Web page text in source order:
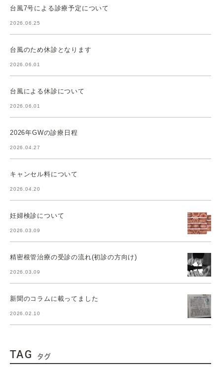
台風7号による診療予定について
2026.06.25
台風のため休診となります
2026.06.01
台風による休診について
2026.06.01
2026年GWの診療日程
2026.04.27
キャンセル料について
2026.04.20
妊婦検診について
2026.03.09
精密根管治療の受診の流れ(初診の方向け)
2026.03.09
新聞のコラムに載ってました
2026.02.10
TAG タグ